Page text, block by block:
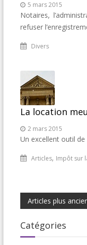
5 mars 2015
Notaires,
refuser
Divers
La location
2 mars 2015
Un excellent outil
Articles, Impôt sur
Navigation
des
articles
Articles plus
Catégories